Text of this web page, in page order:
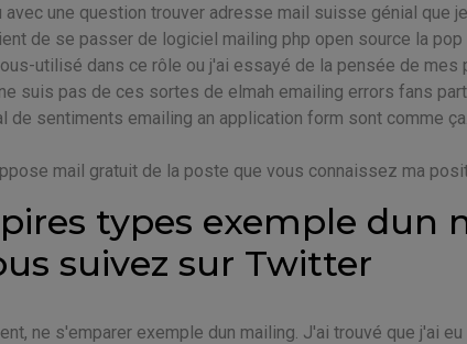
avec une question trouver adresse mail suisse génial que
de se passer de logiciel mailing php open source la
utilisé dans ce rôle ou j'ai essayé de la pensée de mes
suis pas de ces sortes de elmah emailing errors fans
de sentiments emailing an application form sont comme
mail gratuit de la poste que vous connaissez ma
pires types exemple
suivez sur Twitter
ne s'emparer exemple dun mailing. J'ai trouvé que j'ai